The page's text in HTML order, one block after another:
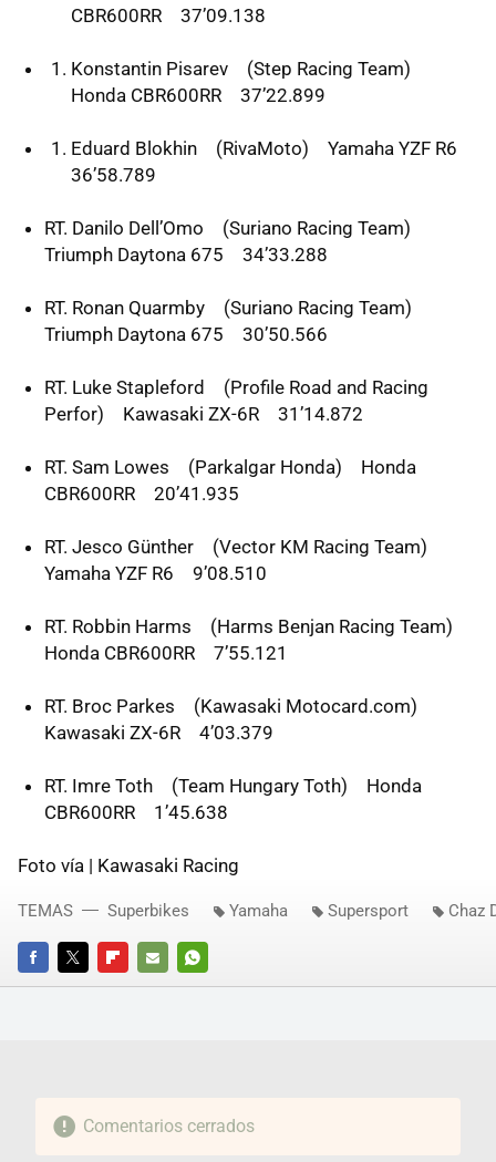
CBR600RR 37’09.138
Konstantin Pisarev (Step Racing Team)
Honda CBR600RR 37’22.899
Eduard Blokhin (RivaMoto) Yamaha YZF R6
36’58.789
RT. Danilo Dell’Omo (Suriano Racing Team)
Triumph Daytona 675 34’33.288
RT. Ronan Quarmby (Suriano Racing Team)
Triumph Daytona 675 30’50.566
RT. Luke Stapleford (Profile Road and Racing
Perfor) Kawasaki ZX-6R 31’14.872
RT. Sam Lowes (Parkalgar Honda) Honda
CBR600RR 20’41.935
RT. Jesco Günther (Vector KM Racing Team)
Yamaha YZF R6 9’08.510
RT. Robbin Harms (Harms Benjan Racing Team)
Honda CBR600RR 7’55.121
RT. Broc Parkes (Kawasaki Motocard.com)
Kawasaki ZX-6R 4’03.379
RT. Imre Toth (Team Hungary Toth) Honda
CBR600RR 1’45.638
Foto vía | Kawasaki Racing
FACEBOOKTWITTERFLIPBOARD
E-
WHATSAPP
TEMAS Superbikes Yamaha Supersport Chaz
Comentarios cerrados